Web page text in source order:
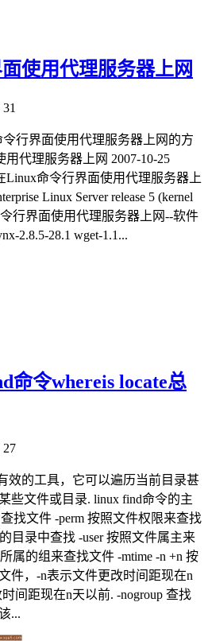
使用代理服务器上网
行界面使用代理服务器上网的方
代理服务器上网 2007-10-25
Linux命令行界面使用代理服务器上
Linux Server release 5 (kernel
令行界面使用代理服务器上网--软件
2.8.5-28.1 wget-1.1...
命令whereis locate总
27
效的工具，它可以遍历当前目录甚
些文件或目录. linux find命令的主
找文件 -perm 按照文件权限来查找
目录中查找 -user 按照文件属主来
属的组来查找文件 -mtime -n +n 按
件，-n表示文件更改时间距现在n
间距现在n天以前. -nogroup 查找
...